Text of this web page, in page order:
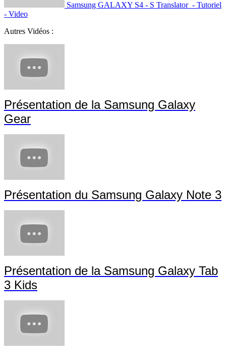
Samsung GALAXY S4 - S Translator - Tutoriel
- Video
Autres Vidéos :
Présentation de la Samsung Galaxy
Gear
Présentation du Samsung Galaxy Note 3
Présentation de la Samsung Galaxy Tab
3 Kids